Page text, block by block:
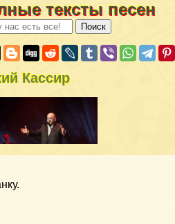
тексты песен
Кассир